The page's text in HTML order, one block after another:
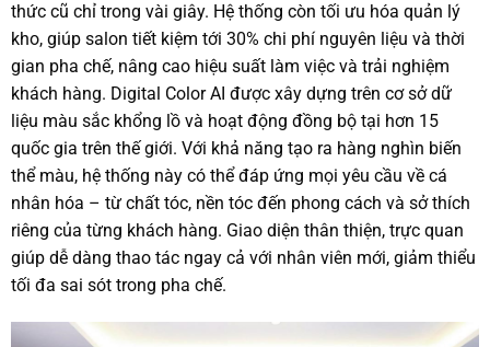
thức cũ chỉ trong vài giây. Hệ thống còn tối ưu hóa quản lý
kho, giúp salon tiết kiệm tới 30% chi phí nguyên liệu và thời
gian pha chế, nâng cao hiệu suất làm việc và trải nghiệm
khách hàng. Digital Color AI được xây dựng trên cơ sở dữ
liệu màu sắc khổng lồ và hoạt động đồng bộ tại hơn 15
quốc gia trên thế giới. Với khả năng tạo ra hàng nghìn biến
thể màu, hệ thống này có thể đáp ứng mọi yêu cầu về cá
nhân hóa – từ chất tóc, nền tóc đến phong cách và sở thích
riêng của từng khách hàng. Giao diện thân thiện, trực quan
giúp dễ dàng thao tác ngay cả với nhân viên mới, giảm thiểu
tối đa sai sót trong pha chế.